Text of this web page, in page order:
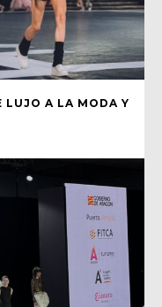
LUJO A LA MODA Y